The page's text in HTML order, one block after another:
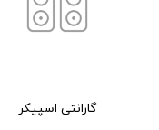
گارانتی اسپیکر